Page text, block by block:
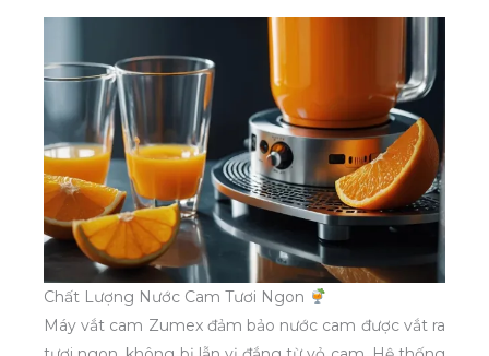
Chất Lượng Nước Cam Tươi Ngon
Máy vắt cam Zumex đảm bảo nước cam được vắt ra